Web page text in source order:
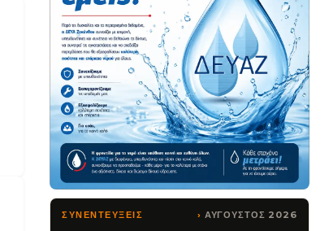
ΣΥΝΕΝΤΕΥΞΕΙΣ ΑΥΓΟΥΣΤΟΣ 2026